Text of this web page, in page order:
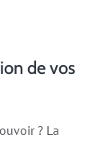
de vos
? La